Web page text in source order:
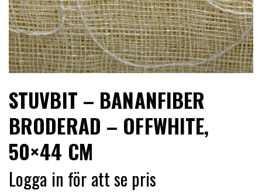
STUVBIT – BANANFIBER
BRODERAD – OFFWHITE,
50×44 CM
Logga in för att se pris